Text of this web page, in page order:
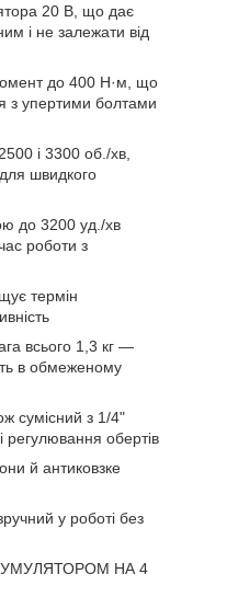
20 В, що дає
і не залежати від
до 400 Н·м, що
з упертими болтами
і 3300 об./хв,
швидкого
до 3200 уд./хв
роботи з
термін
всього 1,3 кг —
в обмеженому
сумісний з 1/4"
регулювання обертів
й антиковзке
у роботі без
НА 4